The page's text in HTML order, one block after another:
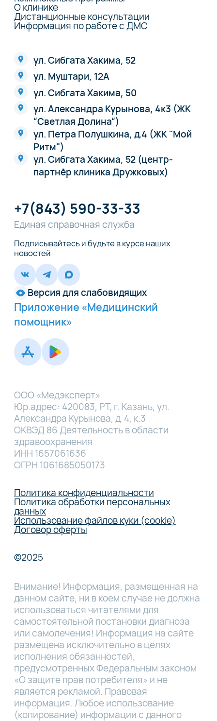
О клинике
Дистанционные консультации
Информация по работе с ДМС
ул. Сибгата Хакима, 52
ул. Муштари, 12А
ул. Сибгата Хакима, 50
ул. Александра Курынова, 4к3 (ЖК
“Светлая Долина“)
ул. Петра Полушкина, д.4 (ЖК "Мой
Ритм")
ул. Сибгата Хакима, 52 (центр-
партнёр клиника Дружковых)
+7(843) 590-33-33
Единая справочная служба
Подписывайтесь и будьте в курсе наших
новостей
Версия для слабовидящих
Приложение «Медицинский
помощник»
ООО «Медэксперт»
Юр.адрес: 420083, РТ, г. Казань, ул.
Александра Курынова, д. 4, к.3
ОКВЭД 86 Деятельность в области
здравоохранения
ИНН 1657061636
ОГРН 1061685050173
Политика конфиденциальности
Политика обработки персональных
данных
Использование файлов куки (cookie)
Договор оферты
©2025
Внимание! Информация, размещенная на
данном сайте, ни в коем случае не должна
использоваться читателями для
самостоятельной постановки диагноза
или самолечения! Информация на сайте
размещена исключительно в целях
исполнения обязанностей,
предусмотренных Федеральным законом
«О защите прав потребителя» и не
является рекламой. Правовая
информация. Любое использование
(копирование) информации с данного